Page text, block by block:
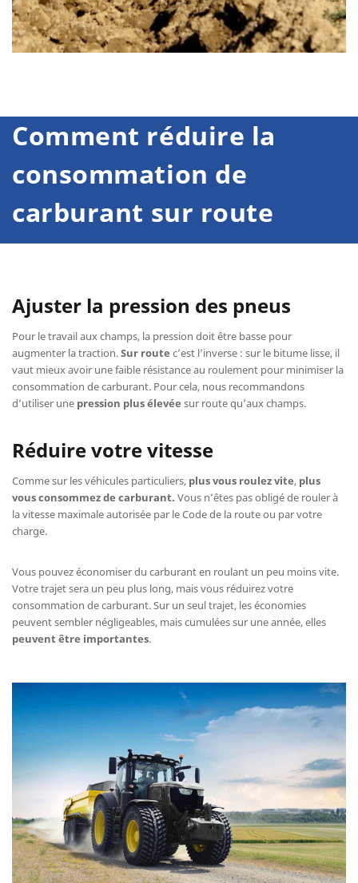
Comment réduire la
consommation de
carburant sur route
Ajuster la pression des pneus
Pour le travail aux champs, la pression doit être basse pour
augmenter la traction.Sur route c’est l’inverse : sur le bitume lisse, il
vaut mieux avoir une faible résistance au roulement pour minimiser la
consommation de carburant. Pour cela, nous recommandons
d’utiliser une pression plus élevée sur route qu’aux champs.
Réduire votre vitesse
Comme sur les véhicules particuliers, plus vous roulez vite, plus
vous consommez de carburant. Vous n’êtes pas obligé de rouler à
la vitesse maximale autorisée par le Code de la route ou par votre
charge.
Vous pouvez économiser du carburant en roulant un peu moins vite.
Votre trajet sera un peu plus long, mais vous réduirez votre
consommation de carburant. Sur un seul trajet, les économies
peuvent sembler négligeables, mais cumulées sur une année, elles
peuvent être importantes.